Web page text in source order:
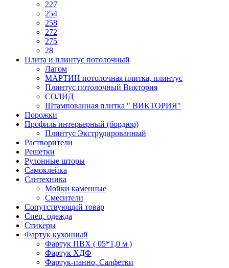
227
254
258
272
275
28
Плита и плинтус потолочный
Лагом
МАРТИН потолочная плитка, плинтус
Плинтус потолочный Виктория
СОЛИД
Штампованная плитка " ВИКТОРИЯ"
Порожки
Профиль интерьерный (бордюр)
Плинтус Экструдированный
Растворители
Решетки
Рулонные шторы
Самоклейка
Сантехника
Мойки каменные
Смесители
Сопутствующий товар
Спец. одежда
Стикеры
Фартук кухонный
Фартук ПВХ ( 05*1,0 м )
Фартук ХДФ
Фартук-панно, Салфетки